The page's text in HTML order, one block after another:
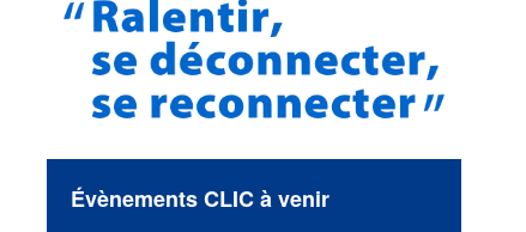
Évènements CLIC à venir